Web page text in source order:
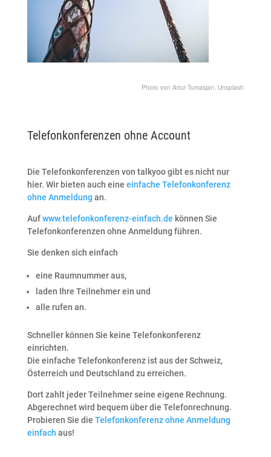
Photo vonArtur Tumasjan, Unsplash
Telefonkonferenzen ohne Account
Die Telefonkonferenzen von talkyoo gibt es nicht nur
hier. Wir bieten auch eine einfache Telefonkonferenz
ohne Anmeldung an.
Aufwww.telefonkonferenz-einfach.de können Sie
Telefonkonferenzen ohne Anmeldung führen.
Sie denken sich einfach
eine Raumnummer aus,
laden Ihre Teilnehmer ein und
alle rufen an.
Schneller können Sie keine Telefonkonferenz
einrichten.
Die einfache Telefonkonferenz ist aus der Schweiz,
Österreich und Deutschland zu erreichen.
Dort zahlt jeder Teilnehmer seine eigene Rechnung.
Abgerechnet wird bequem über die Telefonrechnung.
Probieren Sie die Telefonkonferenz ohne Anmeldung
einfach aus!